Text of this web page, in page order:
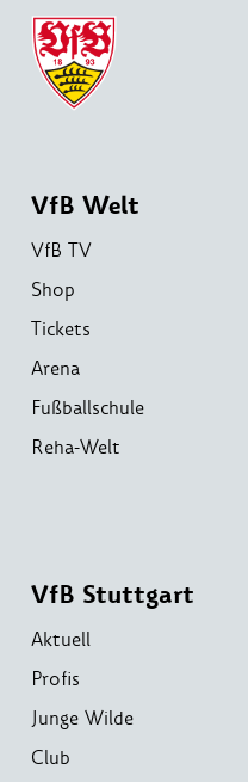
VfB Welt
VfB TV
Shop
Tickets
Arena
Fußballschule
Reha-Welt
VfB Stuttgart
Aktuell
Profis
Junge Wilde
Club